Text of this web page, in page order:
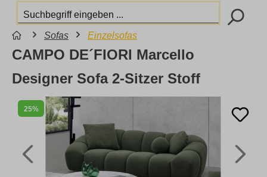
Sofas Einzelsofas
25%
CAMPO DE´FIORI Marcello
Designer Sofa 2-Sitzer Stoff